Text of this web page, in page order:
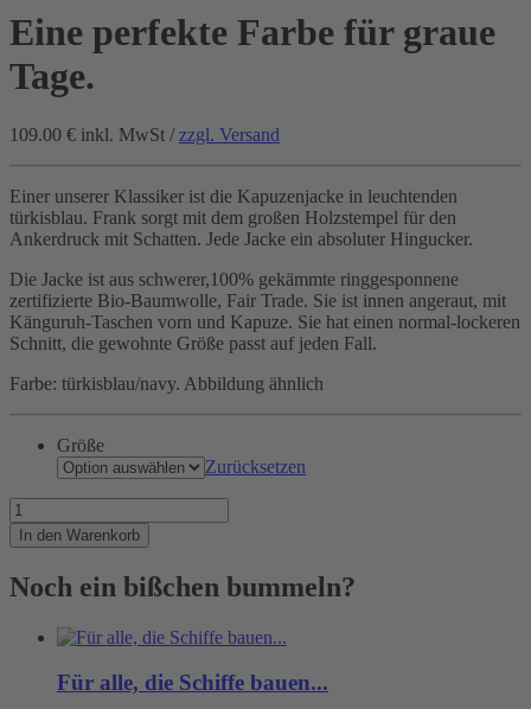
Eine perfekte Farbe für graue
Tage.
109.00 € inkl. MwSt / zzgl. Versand
Einer unserer Klassiker ist die Kapuzenjacke in leuchtenden
türkisblau. Frank sorgt mit dem großen Holzstempel für den
Ankerdruck mit Schatten. Jede Jacke ein absoluter Hingucker.
Die Jacke ist aus schwerer,100% gekämmte ringgesponnene
zertifizierte Bio-Baumwolle, Fair Trade. Sie ist innen angeraut, mit
Känguruh-Taschen vorn und Kapuze. Sie hat einen normal-lockeren
Schnitt, die gewohnte Größe passt auf jeden Fall.
Farbe: türkisblau/navy. Abbildung ähnlich
Größe
Zurücksetzen
Eine
perfekte
Farbe
graue
Menge
In den Warenkorb
Noch ein bißchen bummeln?
Für alle, die Schiffe bauen...